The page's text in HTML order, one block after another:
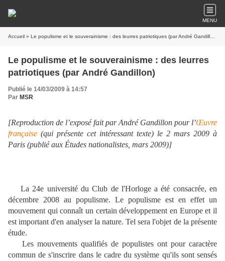
MENU
Accueil » Le populisme et le souverainisme : des leurres patriotiques (par André Gandillon)
Le populisme et le souverainisme : des leurres
patriotiques (par André Gandillon)
Publié le 14/03/2009 à 14:57
Par MSR
[Reproduction de l’exposé fait par André Gandillon pour l’Œuvre
française (qui présente cet intéressant texte) le 2 mars 2009 à
Paris (publié aux Études nationalistes, mars 2009)]
La 24e université du Club de l'Horloge a été consacrée, en
décembre 2008 au populisme. Le populisme est en effet un
mouvement qui connaît un certain développement en Europe et il
est important d'en analyser la nature. Tel sera l'objet de la présente
étude.
Les mouvements qualifiés de populistes ont pour caractère
commun de s'inscrire dans le cadre du système qu'ils sont sensés